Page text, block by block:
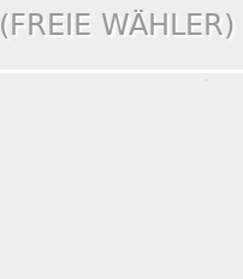
(FREIE WÄHLER)